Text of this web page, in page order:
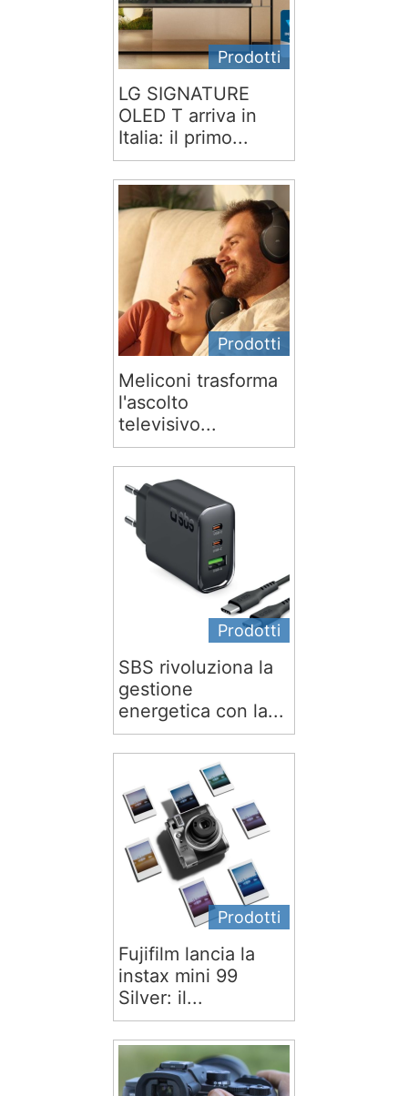
Prodotti
LG SIGNATURE
OLED T arriva in
Italia: il primo...
Prodotti
Meliconi trasforma
l'ascolto
televisivo...
Prodotti
SBS rivoluziona la
gestione
energetica con la...
Prodotti
Fujifilm lancia la
instax mini 99
Silver: il...